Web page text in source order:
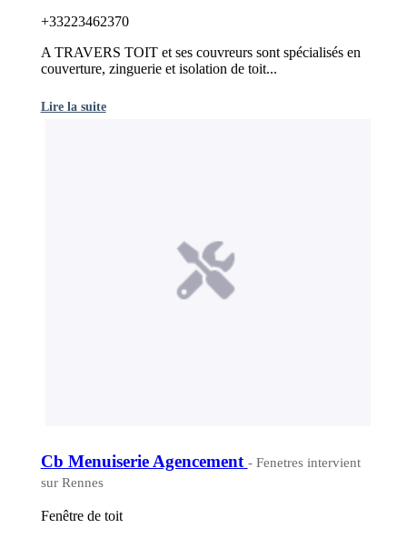
+33223462370
A TRAVERS TOIT et ses couvreurs sont spécialisés en
couverture, zinguerie et isolation de toit...
Lire la suite
Cb Menuiserie Agencement - Fenetres intervient
sur Rennes
Fenêtre de toit